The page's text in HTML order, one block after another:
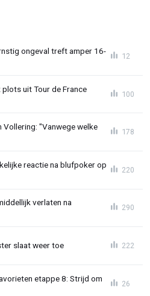
ongeval treft amper 16-
12
uit Tour de France
100
Vollering: "Vanwege welke
178
reactie na blufpoker op
220
verlaten na
290
slaat weer toe 222
etappe 8: Strijd om
26